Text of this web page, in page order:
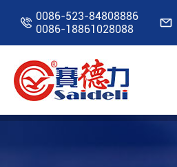
 0086-523-84808886
0086-18861028088

Inicio Recursos